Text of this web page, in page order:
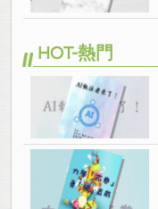
HOT-熱門